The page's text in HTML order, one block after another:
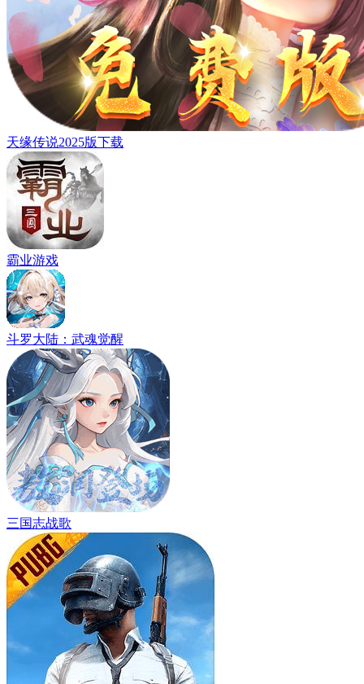
天缘传说2025版下载
霸业游戏
斗罗大陆：武魂觉醒
三国志战歌